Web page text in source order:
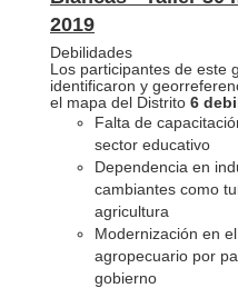
2019
Debilidades
Los participantes de este
identificaron y
el mapa del Distrito 6
Falta de
sector educativo
Dependencia en
cambiantes como
agricultura
Modernización en
agropecuario por
gobierno